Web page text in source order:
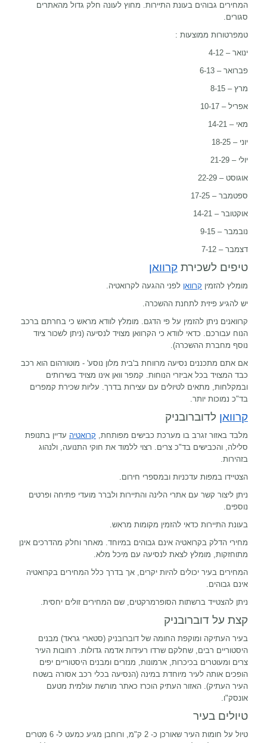
המחירים גבוהים בעונת התיירות. מחוץ לעונה חלק גדול מהאתרים
סגורים.
טמפרטורות ממוצעות :
ינואר – 4-12
פברואר – 6-13
מרץ – 8-15
אפריל – 10-17
מאי – 14-21
יוני – 18-25
יולי – 21-29
אוגוסט – 22-29
ספטמבר – 17-25
אוקטובר – 14-21
נובמבר – 9-15
דצמבר – 7-12
טיפים לשכירת קרוואן
מומלץ להזמין קרוואן לפני ההגעה לקרואטיה.
יש להגיע פיזית לתחנת ההשכרה.
קרוואנים ניתן להזמין על פי הדגם. מומלץ לוודא מראש כי בחרתם ברכב
הנוח עבורכם. כדאי לוודא כי הקרוואן מצויד לנסיעה (ניתן לשכור ציוד
נוסף מחברת ההשכרה).
אם אתם מתכננים נסיעה מרווחת ב'בית מלון נוסע' - מוטורהום הוא רכב
כבד המצויד בכל אביזרי הנוחות. קמפר וואן אינו מצויד בשירותים
ובמקלחות, מתאים לטיולים עם עצירות בדרך. עליות שכירת קמפרים
בד"כ נמוכות יותר.
קרוואן לדוברובניק
מלבד באזור זגרב בו מערכת כבישים מפותחת, קרואטיה עדיין בתנופת
סלילה, והכבישים בד"כ צרים. רצוי ללמוד את חוקי התנועה, ולנהוג
בזהירות.
הצטיידו במפות עדכניות ובמספרי חירום.
ניתן ליצור קשר עם אתרי הלינה והתיירות ולברר מועדי פתיחה ופרטים
נוספים.
בעונת התיירות כדאי להזמין מקומות מראש.
מחירי הדלק בקרואטיה אינם גבוהים במיוחד. מאחר וחלק מהדרכים אינן
מתוחזקות, מומלץ לצאת לנסיעה עם מיכל מלא.
המחירים בעיר יכולים להיות יקרים, אך בדרך כלל המחירים בקרואטיה
אינם גבוהים.
ניתן להצטייד ברשתות הסופרמרקטים, שם המחירים זולים יחסית.
קצת על דוברובניק
בעיר העתיקה ומוקפת החומה של דוברובניק (סטארי גראד) מבנים
היסטוריים רבים, שחלקם שרדו רעידות אדמה גדולות. רחובות העיר
צרים ומעוטרים בכיכרות, ארמונות, מנזרים ומבנים היסטוריים יפים
הופכים אותה לעיר מיוחדת במינה (הנסיעה בכלי רכב אסורה בשטח
העיר העתיק). האזור העתיק הוכרז כאתר מורשת עולמית מטעם
אונסק"ו.
טיולים בעיר
טיול על חומות העיר שאורכן כ- 2 ק"מ, ורוחבן מגיע כמעט ל- 6 מטרים